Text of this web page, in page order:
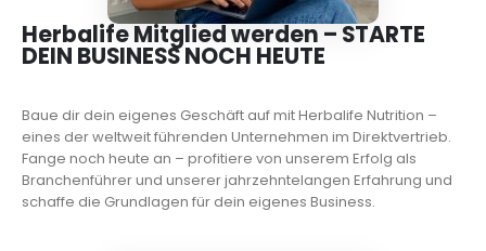
Herbalife Mitglied werden – STARTE
DEIN BUSINESS NOCH HEUTE
Baue dir dein eigenes Geschäft auf mit Herbalife Nutrition –
eines der weltweit führenden Unternehmen im Direktvertrieb.
Fange noch heute an – profitiere von unserem Erfolg als
Branchenführer und unserer jahrzehntelangen Erfahrung und
schaffe die Grundlagen für dein eigenes Business.